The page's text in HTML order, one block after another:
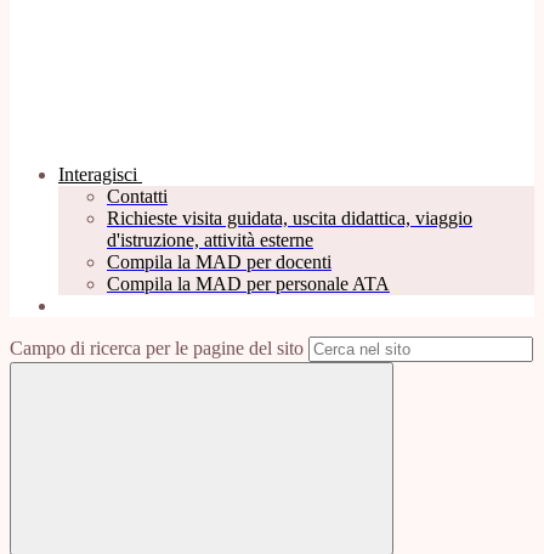
Interagisci
Contatti
Richieste visita guidata, uscita didattica, viaggio
d'istruzione, attività esterne
Compila la MAD per docenti
Compila la MAD per personale ATA
Campo di ricerca per le pagine del sito